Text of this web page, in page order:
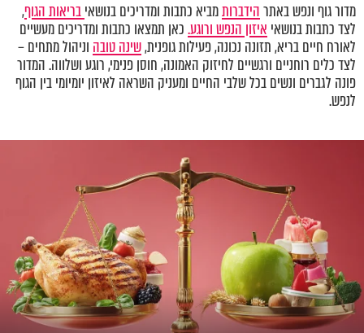
מדור גוף ונפש באתרהידברותמביא כתבות ומדריכים בנושאיבריאות הגוף,
לצד כתבות בנושאי איזון הנפש ורוגע.כאן תמצאו כתבות ומדריכים מעשיים
לאורח חיים בריא, תזונה נכונה, פעילות גופנית,שינה טובה וניהול מתחים –
לצד כלים רוחניים ורגשיים לחיזוק האמונה, חוסן פנימי, רוגע ושלווה. המדור
פונה לגברים ונשים בכל שלבי החיים ומעניק השראה לאיזון יומיומי בין הגוף
לנפש.